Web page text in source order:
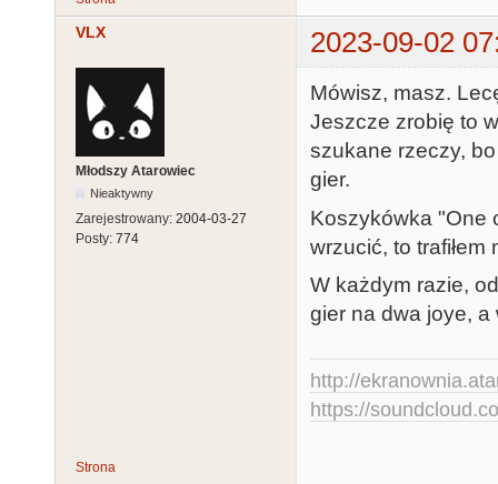
VLX 2023-09-02
Młodszy Atarowiec
Nieaktywny
Zarejestrowany: 2004-03-27
Posty: 774
Mówisz, masz.
Jeszcze zrobię to
szukane rzeczy,
gier.
Koszykówka "One
wrzucić, to
W każdym razie,
gier na dwa joye, a
http://
https://
Strona